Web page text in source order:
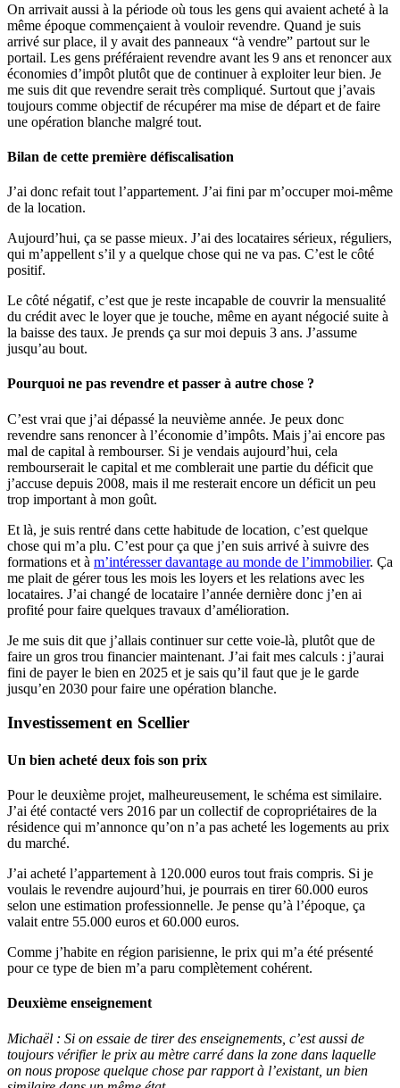
On arrivait aussi à la période où tous les gens qui avaient acheté à la
même époque commençaient à vouloir revendre. Quand je suis
arrivé sur place, il y avait des panneaux “à vendre” partout sur le
portail. Les gens préféraient revendre avant les 9 ans et renoncer aux
économies d’impôt plutôt que de continuer à exploiter leur bien. Je
me suis dit que revendre serait très compliqué. Surtout que j’avais
toujours comme objectif de récupérer ma mise de départ et de faire
une opération blanche malgré tout.
Bilan de cette première défiscalisation
J’ai donc refait tout l’appartement. J’ai fini par m’occuper moi-même
de la location.
Aujourd’hui, ça se passe mieux. J’ai des locataires sérieux, réguliers,
qui m’appellent s’il y a quelque chose qui ne va pas. C’est le côté
positif.
Le côté négatif, c’est que je reste incapable de couvrir la mensualité
du crédit avec le loyer que je touche, même en ayant négocié suite à
la baisse des taux. Je prends ça sur moi depuis 3 ans. J’assume
jusqu’au bout.
Pourquoi ne pas revendre et passer à autre chose ?
C’est vrai que j’ai dépassé la neuvième année. Je peux donc
revendre sans renoncer à l’économie d’impôts. Mais j’ai encore pas
mal de capital à rembourser. Si je vendais aujourd’hui, cela
rembourserait le capital et me comblerait une partie du déficit que
j’accuse depuis 2008, mais il me resterait encore un déficit un peu
trop important à mon goût.
Et là, je suis rentré dans cette habitude de location, c’est quelque
chose qui m’a plu. C’est pour ça que j’en suis arrivé à suivre des
formations et à m’intéresser davantage au monde de l’immobilier. Ça
me plait de gérer tous les mois les loyers et les relations avec les
locataires. J’ai changé de locataire l’année dernière donc j’en ai
profité pour faire quelques travaux d’amélioration.
Je me suis dit que j’allais continuer sur cette voie-là, plutôt que de
faire un gros trou financier maintenant. J’ai fait mes calculs : j’aurai
fini de payer le bien en 2025 et je sais qu’il faut que je le garde
jusqu’en 2030 pour faire une opération blanche.
Investissement en Scellier
Un bien acheté deux fois son prix
Pour le deuxième projet, malheureusement, le schéma est similaire.
J’ai été contacté vers 2016 par un collectif de copropriétaires de la
résidence qui m’annonce qu’on n’a pas acheté les logements au prix
du marché.
J’ai acheté l’appartement à 120.000 euros tout frais compris. Si je
voulais le revendre aujourd’hui, je pourrais en tirer 60.000 euros
selon une estimation professionnelle. Je pense qu’à l’époque, ça
valait entre 55.000 euros et 60.000 euros.
Comme j’habite en région parisienne, le prix qui m’a été présenté
pour ce type de bien m’a paru complètement cohérent.
Deuxième enseignement
Michaël : Si on essaie de tirer des enseignements, c’est aussi de
toujours vérifier le prix au mètre carré dans la zone dans laquelle
on nous propose quelque chose par rapport à l’existant, un bien